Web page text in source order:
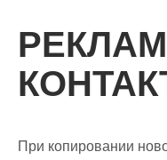
При копировании